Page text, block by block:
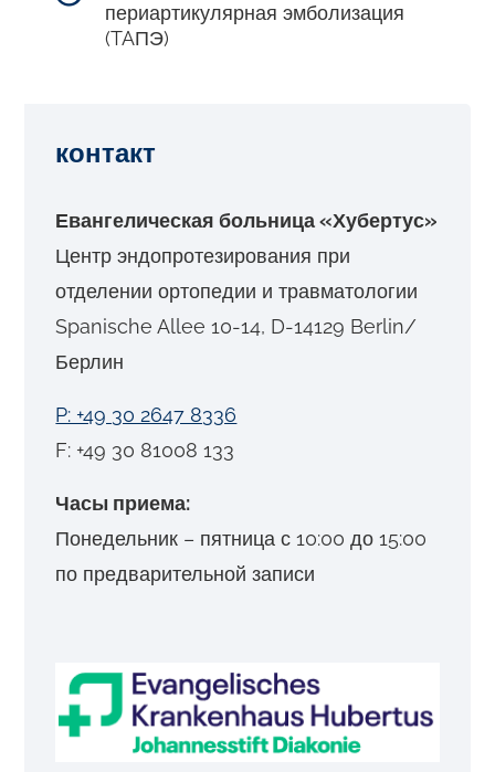
периартикулярная эмболизация
(TAПЭ)
контакт
Евангелическая больница «Хубертус»
Центр эндопротезирования при
отделении ортопедии и травматологии
Spanische Allee 10-14, D-14129 Berlin/
Берлин
P: +49 30 2647 8336
F: +49 30 81008 133
Часы приема:
Понедельник – пятница с 10:00 до 15:00
по предварительной записи